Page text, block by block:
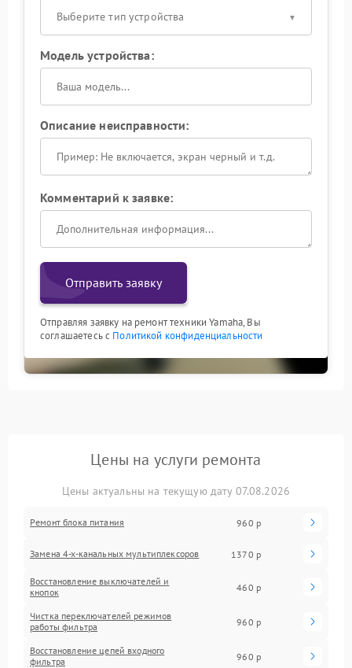
Выберите тип устройства
Модель устройства:
Описание неисправности:
Комментарий к заявке:
Отправить заявку
Отправляя заявку на ремонт техники Yamaha, Вы
соглашаетесь с Политикой конфиденциальности
Цены на услуги ремонта
Цены актуальны на текущую дату 07.08.2026
Ремонт блока питания 960 р
Замена 4-х-канальных мультиплексоров 1370 р
Восстановление выключателей и
кнопок
460 р
Чистка переключателей режимов
работы фильтра
960 р
Восстановление цепей входного
фильтра
960 р